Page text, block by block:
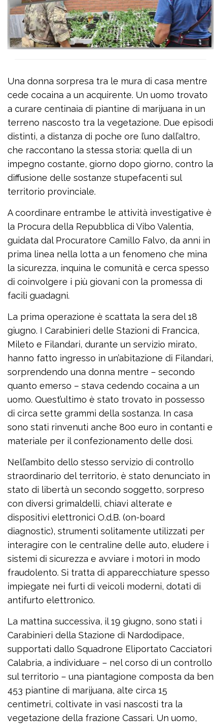
Una donna sorpresa tra le mura di casa mentre
cede cocaina a un acquirente. Un uomo trovato
a curare centinaia di piantine di marijuana in un
terreno nascosto tra la vegetazione. Due episodi
distinti, a distanza di poche ore l’uno dall’altro,
che raccontano la stessa storia: quella di un
impegno costante, giorno dopo giorno, contro la
diffusione delle sostanze stupefacenti sul
territorio provinciale.
A coordinare entrambe le attività investigative è
la Procura della Repubblica di Vibo Valentia,
guidata dal Procuratore Camillo Falvo, da anni in
prima linea nella lotta a un fenomeno che mina
la sicurezza, inquina le comunità e cerca spesso
di coinvolgere i più giovani con la promessa di
facili guadagni.
La prima operazione è scattata la sera del 18
giugno. I Carabinieri delle Stazioni di Francica,
Mileto e Filandari, durante un servizio mirato,
hanno fatto ingresso in un’abitazione di Filandari,
sorprendendo una donna mentre – secondo
quanto emerso – stava cedendo cocaina a un
uomo. Quest’ultimo è stato trovato in possesso
di circa sette grammi della sostanza. In casa
sono stati rinvenuti anche 800 euro in contanti e
materiale per il confezionamento delle dosi.
Nell’ambito dello stesso servizio di controllo
straordinario del territorio, è stato denunciato in
stato di libertà un secondo soggetto, sorpreso
con diversi grimaldelli, chiavi alterate e
dispositivi elettronici O.d.B. (on-board
diagnostic), strumenti solitamente utilizzati per
interagire con le centraline delle auto, eludere i
sistemi di sicurezza e avviare i motori in modo
fraudolento. Si tratta di apparecchiature spesso
impiegate nei furti di veicoli moderni, dotati di
antifurto elettronico.
La mattina successiva, il 19 giugno, sono stati i
Carabinieri della Stazione di Nardodipace,
supportati dallo Squadrone Eliportato Cacciatori
Calabria, a individuare – nel corso di un controllo
sul territorio – una piantagione composta da ben
453 piantine di marijuana, alte circa 15
centimetri, coltivate in vasi nascosti tra la
vegetazione della frazione Cassari. Un uomo,